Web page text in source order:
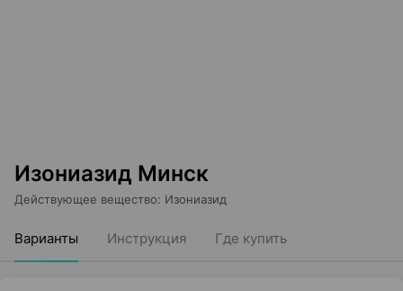
Изониазид Минск
Действующее вещество: Изониазид
Варианты Инструкция Где купить